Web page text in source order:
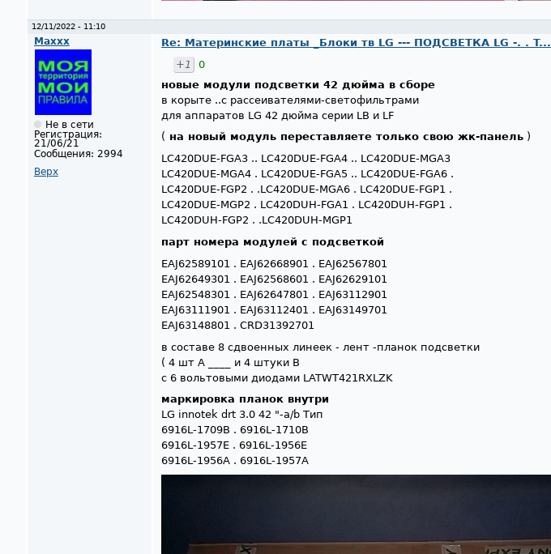
12/11/2022 - 11:10
Maxxx
Не в сети
Регистрация:
21/06/21
Сообщения: 2994
Верх
Re: Материнские платы _Блоки тв LG --- ПОДСВЕТКА LG -. . T...
+1
0
новые модули подсветки 42 дюйма в сборе
в корыте ..с рассеивателями-светофильтрами
для аппаратов LG 42 дюйма серии LB и LF
( на новый модуль переставляете только свою жк-панель)
LC420DUE-FGA3 .. LC420DUE-FGA4 .. LC420DUE-MGA3
LC420DUE-MGA4 . LC420DUE-FGA5 .. LC420DUE-FGA6 .
LC420DUE-FGP2 . .LC420DUE-MGA6 . LC420DUE-FGP1 .
LC420DUE-MGP2 . LC420DUH-FGA1 . LC420DUH-FGP1 .
LC420DUH-FGP2 . .LC420DUH-MGP1
парт номера модулей с подсветкой
EAJ62589101 . EAJ62668901 . EAJ62567801
EAJ62649301 . EAJ62568601 . EAJ62629101
EAJ62548301 . EAJ62647801 . EAJ63112901
EAJ63111901 . EAJ63112401 . EAJ63149701
EAJ63148801 . CRD31392701
в составе 8 сдвоенных линеек - лент -планок подсветки
( 4 шт A ____ и 4 штуки B
с 6 вольтовыми диодами LATWT421RXLZK
маркировка планок внутри
LG innotek drt 3.0 42 "-a/b Тип
6916L-1709B . 6916L-1710B
6916L-1957E . 6916L-1956E
6916L-1956A . 6916L-1957A